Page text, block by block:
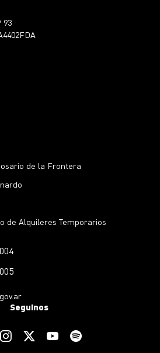
93
de la Frontera
de Alquileres Temporarios
Seguinos